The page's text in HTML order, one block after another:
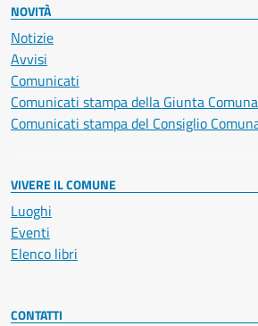
NOVITÀ
Notizie
Avvisi
Comunicati
Comunicati stampa della Giunta
Comunicati stampa del Consiglio
VIVERE IL COMUNE
Luoghi
Eventi
Elenco libri
CONTATTI